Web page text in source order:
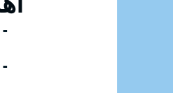
-
-